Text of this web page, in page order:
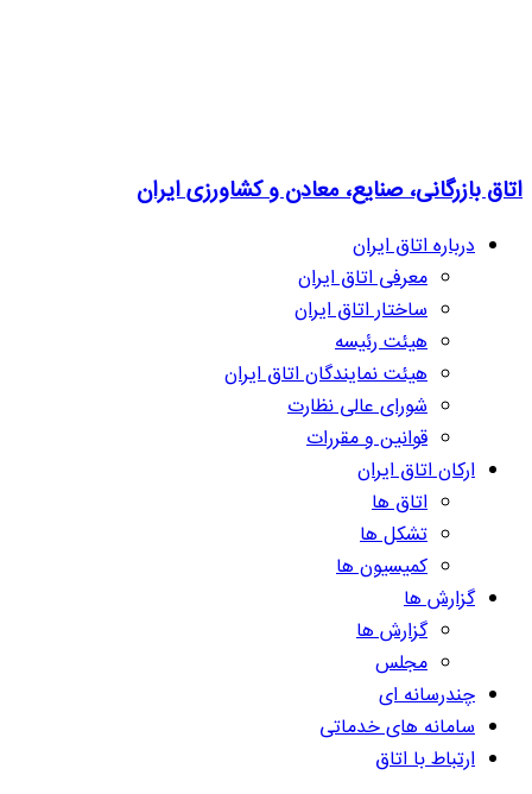
بازرگانی، صنایع، معادن و کشاورزی ایران
درباره اتاق ایران
معرفی اتاق ایران
ساختار اتاق ایران
هیئت رئیسه
هیئت نمایندگان اتاق ایران
شورای عالی نظارت
قوانین و مقررات
ارکان اتاق ایران
اتاق ها
تشکل ها
کمیسیون ها
گزارش ها
گزارش ها
مجلس
چندرسانه ای
سامانه های خدماتی
ارتباط با اتاق